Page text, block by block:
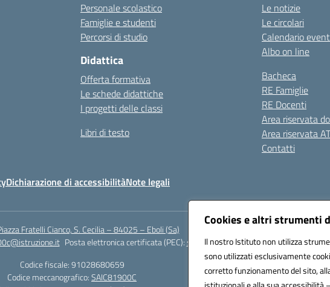
Cookies e altri strumenti
Il nostro Istituto non utilizza
sono utilizzati esclusivamente
corretto funzionamento del sito,
Personale scolastico
Famiglie e studenti
Percorsi di studio
Didattica
Offerta formativa
Le schede didattiche
I progetti delle classi
Libri di testo
Le notizie
Le circolari
Calendario
Albo on line
Bacheca
RE Famiglie
RE Docenti
Area riservata
Area riservata
Contatti
Dichiarazione di accessibilitàNote legali
Fratelli Cianco, S. Cecilia – 84025 – Eboli (Sa)
Posta elettronica certificata (PEC):saic81900c@pec.istruzione.it
Codice fiscale: 91028680659
Codice meccanografico:SAIC81900C